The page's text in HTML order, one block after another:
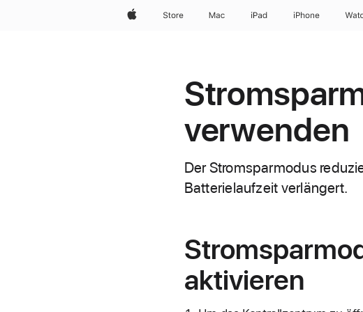
AppleStore Mac iPad iPhone
verwenden
Der Stromsparmodus
Batterielaufzeit verlängert.
aktivieren